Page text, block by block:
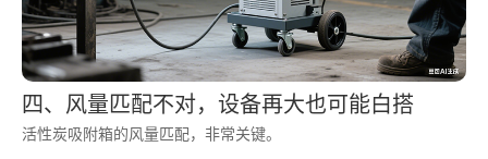
四、风量匹配不对，设备再大也可能白搭
活性炭吸附箱的风量匹配，非常关键。